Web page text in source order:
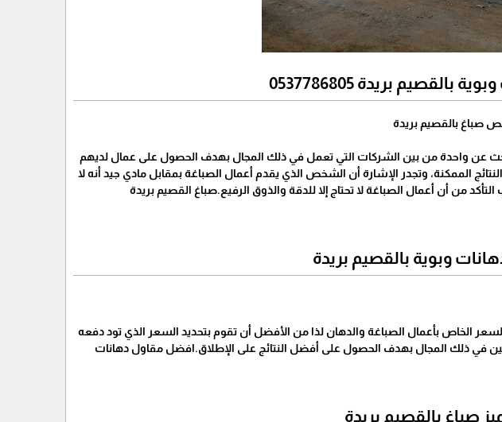
بريدة 0537786805
صباغ بالقصيم بريدة
عن واحدة من بين الشركات التي تعمل في ذلك المجال بهدف الحصول على عمال لديهم
الممكنة، وتجدر الإشارة أن الشخص الذي يقدم أعمال الصباغة بمقابل مادي جيد أنه لا
من أن أعمال الصباغة لا تحتاج إلا للدقة والذوق الرفيع.صباغ القصيم بريدة
وبوية بالقصيم بريدة
الخاص بأعمال الصباغة والدهان لذا من الأفضل أن تقوم بتحديد السعر الذي تود دفعه
في ذلك المجال بهدف الحصول على أفضل النتائج على الإطلاق.افضل مقاول دهانات
صباغ بالقصيم بريدة